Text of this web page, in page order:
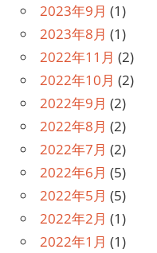
2023年9月 (1)
2023年8月 (1)
2022年11月 (2)
2022年10月 (2)
2022年9月 (2)
2022年8月 (2)
2022年7月 (2)
2022年6月 (5)
2022年5月 (5)
2022年2月 (1)
2022年1月 (1)